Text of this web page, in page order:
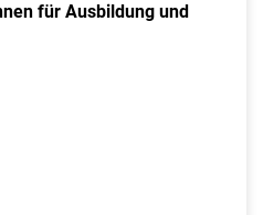
für Ausbildung und